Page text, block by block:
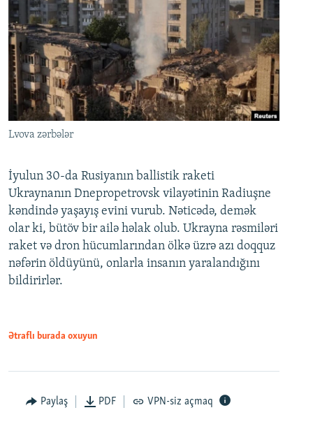
Lvova zərbələr
İyulun 30-da Rusiyanın ballistik raketi
Ukraynanın Dnepropetrovsk vilayətinin Radiuşne
kəndində yaşayış evini vurub. Nəticədə, demək
olar ki, bütöv bir ailə həlak olub. Ukrayna rəsmiləri
raket və dron hücumlarından ölkə üzrə azı doqquz
nəfərin öldüyünü, onlarla insanın yaralandığını
bildirirlər.
Ətraflı burada oxuyun
Paylaş PDF VPN-siz açmaq